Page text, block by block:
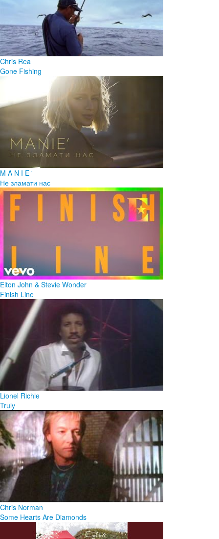
Chris Rea
Gone Fishing
M A N I E '
Не зламати нас
Elton John & Stevie Wonder
Finish Line
Lionel Richie
Truly
Chris Norman
Some Hearts Are Diamonds